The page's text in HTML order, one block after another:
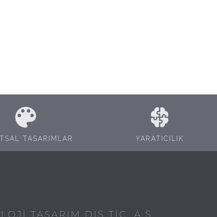
TASARIMLAR YARATICILIK
TASARIM DIŞ TİC. A.Ş.